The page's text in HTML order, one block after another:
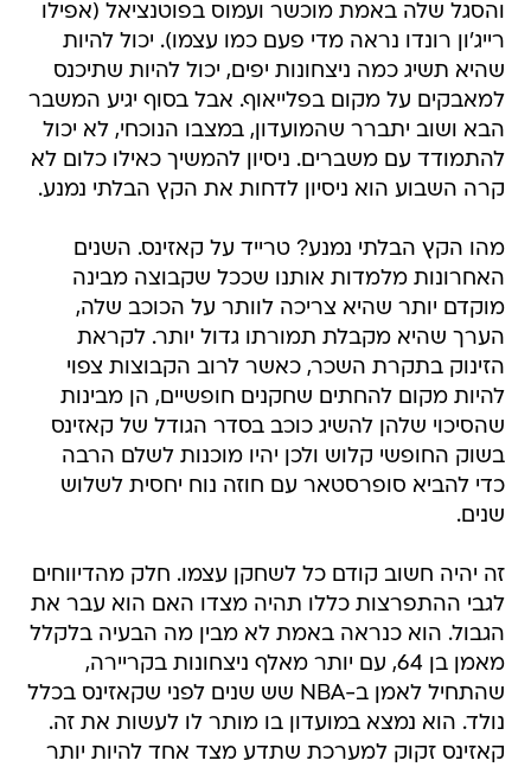
והסגל שלה באמת מוכשר ועמוס בפוטנציאל (אפילו
רייג'ון רונדו נראה מדי פעם כמו עצמו). יכול להיות
שהיא תשיג כמה ניצחונות יפים, יכול להיות שתיכנס
למאבקים על מקום בפלייאוף. אבל בסוף יגיע המשבר
הבא ושוב יתברר שהמועדון, במצבו הנוכחי, לא יכול
להתמודד עם משברים. ניסיון להמשיך כאילו כלום לא
קרה השבוע הוא ניסיון לדחות את הקץ הבלתי נמנע.
מהו הקץ הבלתי נמנע? טרייד על קאזינס. השנים
האחרונות מלמדות אותנו שככל שקבוצה מבינה
מוקדם יותר שהיא צריכה לוותר על הכוכב שלה,
הערך שהיא מקבלת תמורתו גדול יותר. לקראת
הזינוק בתקרת השכר, כאשר לרוב הקבוצות צפוי
להיות מקום להחתים שחקנים חופשיים, הן מבינות
שהסיכוי שלהן להשיג כוכב בסדר הגודל של קאזינס
בשוק החופשי קלוש ולכן יהיו מוכנות לשלם הרבה
כדי להביא סופרסטאר עם חוזה נוח יחסית לשלוש
שנים.
זה יהיה חשוב קודם כל לשחקן עצמו. חלק מהדיווחים
לגבי ההתפרצות כללו תהיה מצדו האם הוא עבר את
הגבול. הוא כנראה באמת לא מבין מה הבעיה בלקלל
מאמן בן 64, עם יותר מאלף ניצחונות בקריירה,
שהתחיל לאמן ב-NBA שש שנים לפני שקאזינס בכלל
נולד. הוא נמצא במועדון בו מותר לו לעשות את זה.
קאזינס זקוק למערכת שתדע מצד אחד להיות יותר